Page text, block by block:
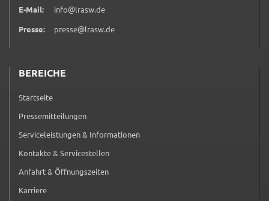
E-Mail:
info@lrasw.de
Presse:
presse@lrasw.de
BEREICHE
Startseite
Pressemitteilungen
Serviceleistungen & Informationen
Kontakte & Servicestellen
Anfahrt & Öffnungszeiten
Karriere